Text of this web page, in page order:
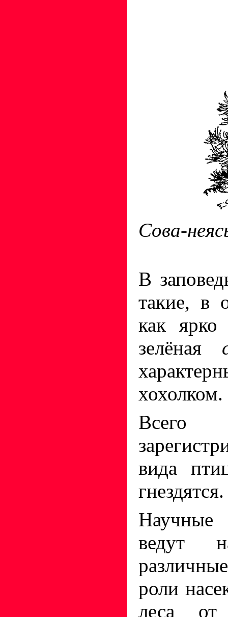
Сова-
В
такие, в
как ярко
зелёная
хохолком.
вида
гнездятся.
Научные
ведут
роли
леса от